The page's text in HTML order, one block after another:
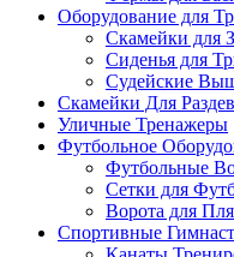
Оборудование для
Скамейки для
Сиденья для
Судейские
Скамейки Для
Уличные Тренажеры
Футбольное
Футбольные
Сетки для
Ворота для
Спортивные